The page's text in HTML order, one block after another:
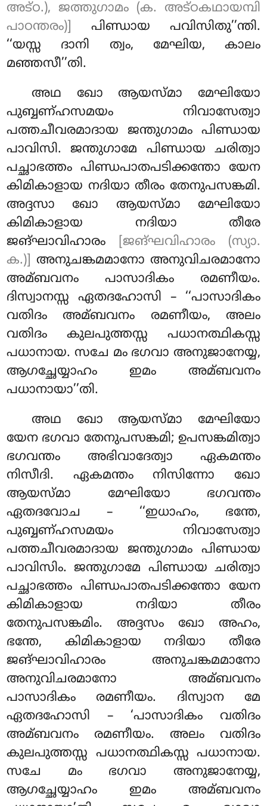
അട്ഠ.), ജത്തുഗാമം (ക. അട്ഠകഥായമ്പി
പാഠന്തരം)]
പിണ്ഡായ പവിസിതു’’ന്തി.
‘‘യസ്സ ദാനി ത്വം, മേഘിയ, കാലം
മഞ്ഞസീ’’തി.
അഥ ഖോ ആയസ്മാ മേഘിയോ
പുബ്ബണ്ഹസമയം നിവാസേത്വാ
പത്തചീവരമാദായ ജന്തുഗാമം പിണ്ഡായ
പാവിസി. ജന്തുഗാമേ പിണ്ഡായ ചരിത്വാ
പച്ഛാഭത്തം പിണ്ഡപാതപടിക്കന്തോ യേന
കിമികാളായ നദിയാ തീരം തേനുപസങ്കമി.
അദ്ദസാ ഖോ ആയസ്മാ മേഘിയോ
കിമികാളായ നദിയാ തീരേ
ജങ്ഘാവിഹാരം
[ജങ്ഘവിഹാരം (സ്യാ.
ക.)]
അനുചങ്കമമാനോ അനുവിചരമാനോ
അമ്ബവനം പാസാദികം രമണീയം.
ദിസ്വാനസ്സ ഏതദഹോസി – ‘‘പാസാദികം
വതിദം അമ്ബവനം രമണീയം, അലം
വതിദം കുലപുത്തസ്സ പധാനത്ഥികസ്സ
പധാനായ. സചേ മം ഭഗവാ അനുജാനേയ്യ,
ആഗച്ഛേയ്യാഹം ഇമം അമ്ബവനം
പധാനായാ’’തി.
അഥ ഖോ ആയസ്മാ മേഘിയോ
യേന ഭഗവാ തേനുപസങ്കമി; ഉപസങ്കമിത്വാ
ഭഗവന്തം അഭിവാദേത്വാ ഏകമന്തം
നിസീദി. ഏകമന്തം നിസിന്നോ ഖോ
ആയസ്മാ മേഘിയോ ഭഗവന്തം
ഏതദവോച – ‘‘ഇധാഹം, ഭന്തേ,
പുബ്ബണ്ഹസമയം നിവാസേത്വാ
പത്തചീവരമാദായ ജന്തുഗാമം പിണ്ഡായ
പാവിസിം. ജന്തുഗാമേ പിണ്ഡായ ചരിത്വാ
പച്ഛാഭത്തം പിണ്ഡപാതപടിക്കന്തോ യേന
കിമികാളായ നദിയാ തീരം
തേനുപസങ്കമിം. അദ്ദസം ഖോ അഹം,
ഭന്തേ, കിമികാളായ നദിയാ തീരേ
ജങ്ഘാവിഹാരം അനുചങ്കമമാനോ
അനുവിചരമാനോ അമ്ബവനം
പാസാദികം രമണീയം. ദിസ്വാന മേ
ഏതദഹോസി – ‘പാസാദികം വതിദം
അമ്ബവനം രമണീയം. അലം വതിദം
കുലപുത്തസ്സ പധാനത്ഥികസ്സ പധാനായ.
സചേ മം ഭഗവാ അനുജാനേയ്യ,
ആഗച്ഛേയ്യാഹം ഇമം അമ്ബവനം